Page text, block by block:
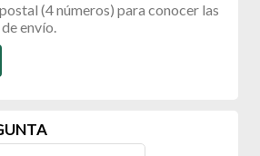
(4 números) para conocer las
envío.